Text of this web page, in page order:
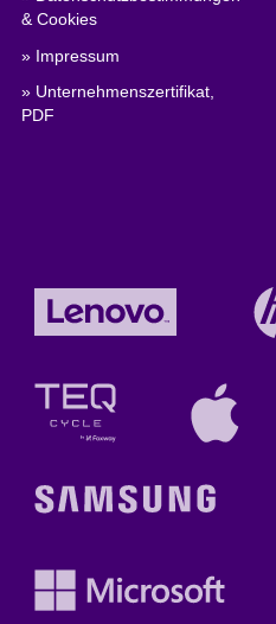
& Cookies
» Impressum
» Unternehmenszertifikat,
PDF